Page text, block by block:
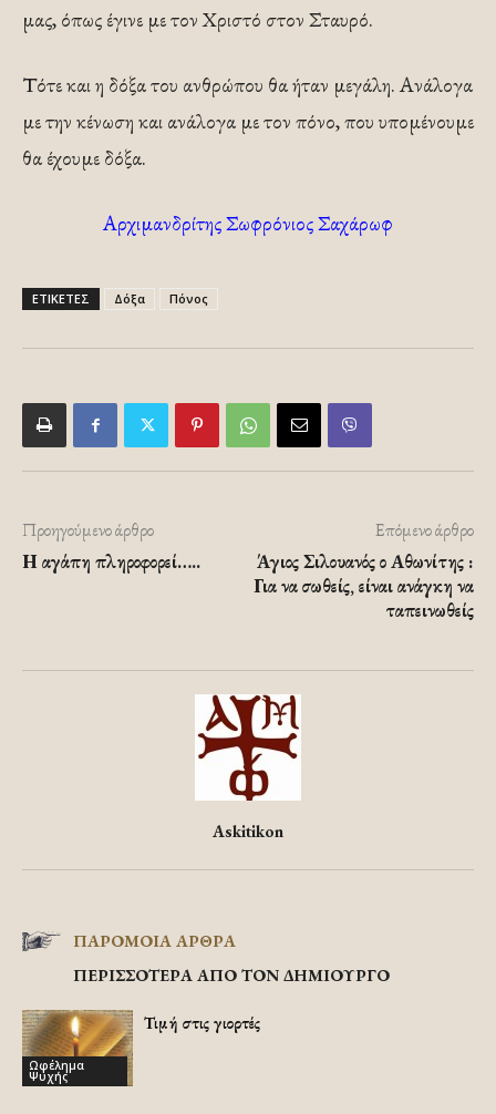
µας, όπως έγινε με τον Χριστό στον Σταυρό.
Τότε και η δόξα του ανθρώπου θα ήταν μεγάλη. Ανάλογα
με την κένωση και ανάλογα με τον πόνο, που υποµένουµε
θα έχουμε δόξα.
Αρχιμανδρίτης Σωφρόνιος Σαχάρωφ
ΕΤΙΚΕΤΕΣ Δόξα Πόνος
Προηγούμενο άρθρο
Η αγάπη πληροφορεί…..
Επόμενο άρθρο
Άγιος Σιλουανός ο Αθωνίτης :
Για να σωθείς, είναι ανάγκη να
ταπεινωθείς
Askitikon
ΠΑΡΟΜΟΙΑ ΑΡΘΡΑ
ΠΕΡΙΣΣΟΤΕΡΑ ΑΠΟ ΤΟΝ ΔΗΜΙΟΥΡΓΟ
Ωφέλημα
Ψυχής
Τιμή στις γιορτές